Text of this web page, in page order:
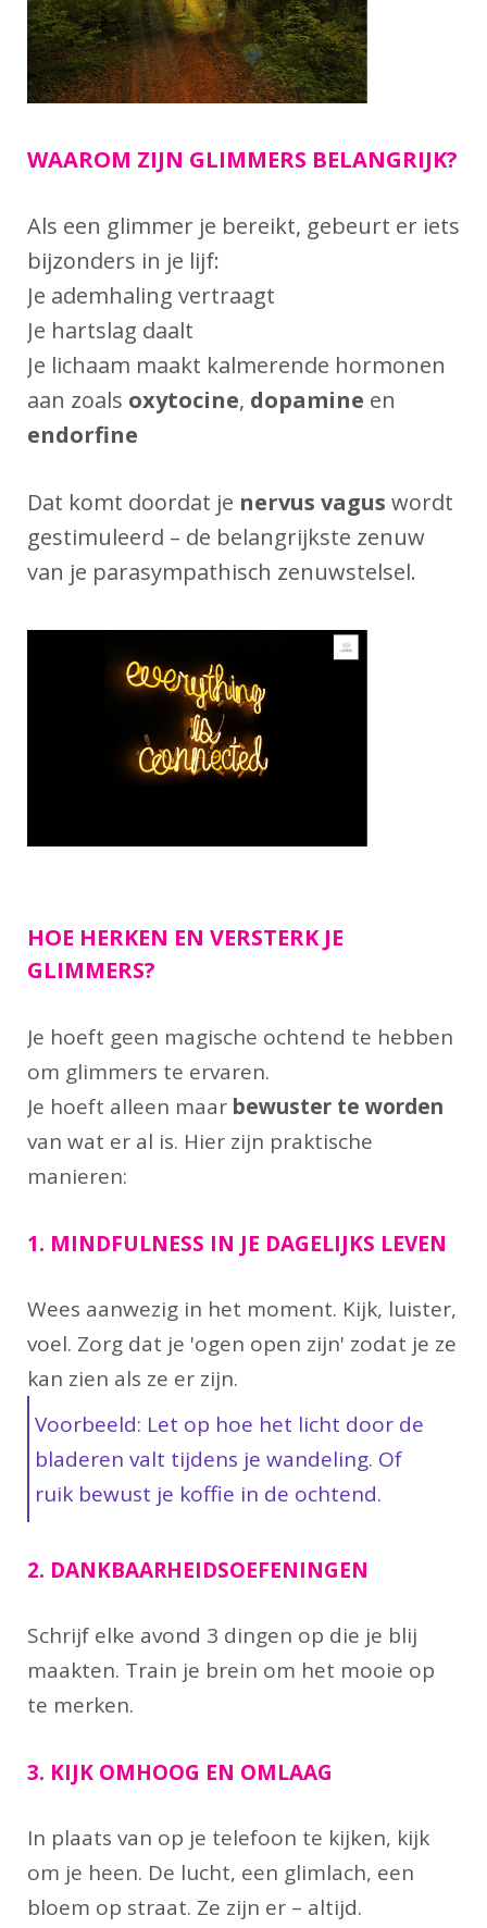
WAAROM ZIJN GLIMMERS BELANGRIJK?
Als een glimmer je bereikt, gebeurt er iets
bijzonders in je lijf:
Je ademhaling vertraagt
Je hartslag daalt
Je lichaam maakt kalmerende hormonen
aan zoals oxytocine, dopamine en
endorfine
Dat komt doordat je nervus vagus wordt
gestimuleerd – de belangrijkste zenuw
van je parasympathisch zenuwstelsel.
HOE HERKEN EN VERSTERK JE
GLIMMERS?
Je hoeft geen magische ochtend te hebben
om glimmers te ervaren.
Je hoeft alleen maar bewuster te worden
van wat er al is. Hier zijn praktische
manieren:
1. MINDFULNESS IN JE DAGELIJKS LEVEN
Wees aanwezig in het moment. Kijk, luister,
voel. Zorg dat je 'ogen open zijn' zodat je ze
kan zien als ze er zijn.
Voorbeeld: Let op hoe het licht door de
bladeren valt tijdens je wandeling. Of
ruik bewust je koffie in de ochtend.
2. DANKBAARHEIDSOEFENINGEN
Schrijf elke avond 3 dingen op die je blij
maakten. Train je brein om het mooie op
te merken.
3. KIJK OMHOOG EN OMLAAG
In plaats van op je telefoon te kijken, kijk
om je heen. De lucht, een glimlach, een
bloem op straat. Ze zijn er – altijd.